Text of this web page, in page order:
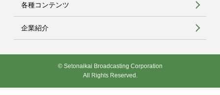
各種コンテンツ
企業紹介
© Setonaikai Broadcasting Corporation
All Rights Reserved.